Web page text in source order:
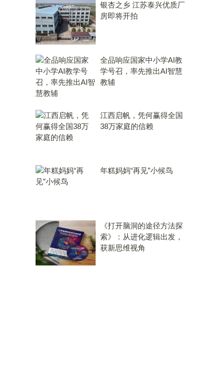
银杏之乡 江苏泰兴优质厂
房即将开拍
全品响应国家中小学AI教
学号召，率先推出AI智慧
教辅
江西启帆，凭何赢得全国
38万家庭的信赖
年糕妈妈“再见”小候鸟
《打开脑洞的途径方法探
索》：从进化逻辑出发，
获新思维视角